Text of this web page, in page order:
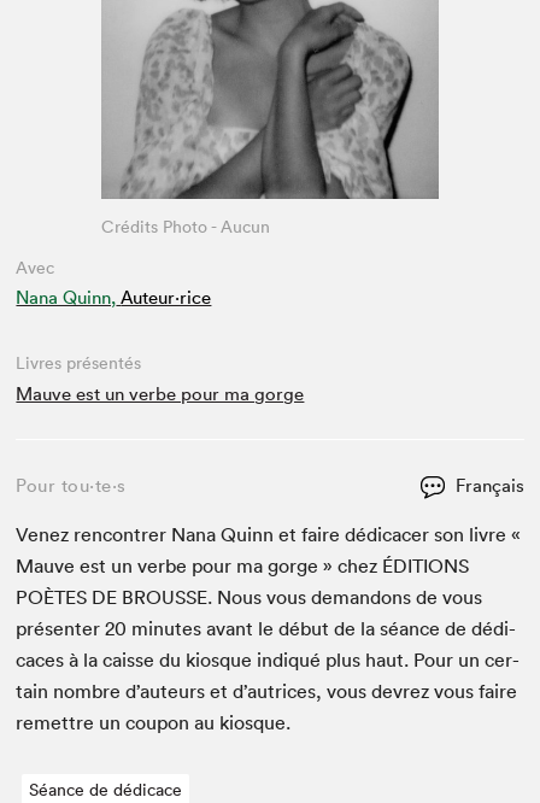
Avec
Nana Quinn, Auteur·rice
Crédits Photo - Aucun
Livres présentés
Mauve est un verbe pour ma gorge
Pour tou⋅te⋅s Français
Venez ren­con­tr­er Nana Quinn et faire dédi­cac­er son livre «
Mauve est un verbe pour ma gorge » chez ÉDI­TIONS
POÈTES DE BROUSSE. Nous vous deman­dons de vous
présen­ter20 min­utes avant le début de la séance de dédi­
caces à la caisse du kiosque indiqué plus haut. Pour un cer­
tain nom­bre d’auteurs et d’autrices, vous devrez vous faire
remet­tre un coupon au kiosque.
Séance de dédicace